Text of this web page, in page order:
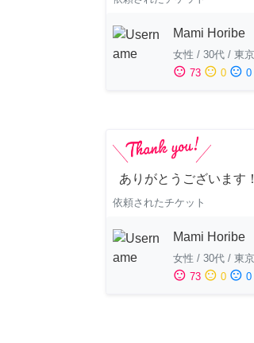
Mami Horibe
女性 / 30代 / 東
sentiment_satisfied 73 sentiment_neutral 0 sentiment_dissatisfied 0
ありがとうございま
依頼されたチケット
Mami Horibe
女性 / 30代 / 東
sentiment_satisfied 73 sentiment_neutral 0 sentiment_dissatisfied 0